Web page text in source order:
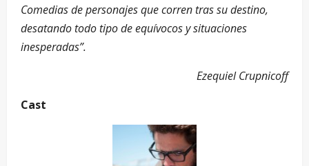
Comedias de personajes que corren tras su destino,
desatando todo tipo de equívocos y situaciones
inesperadas”.
Ezequiel Crupnicoff
Cast